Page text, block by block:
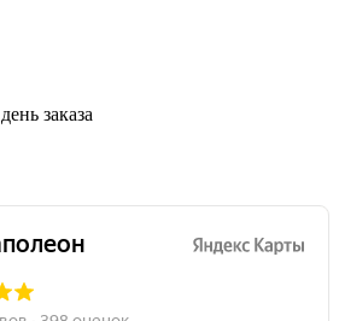
заказа